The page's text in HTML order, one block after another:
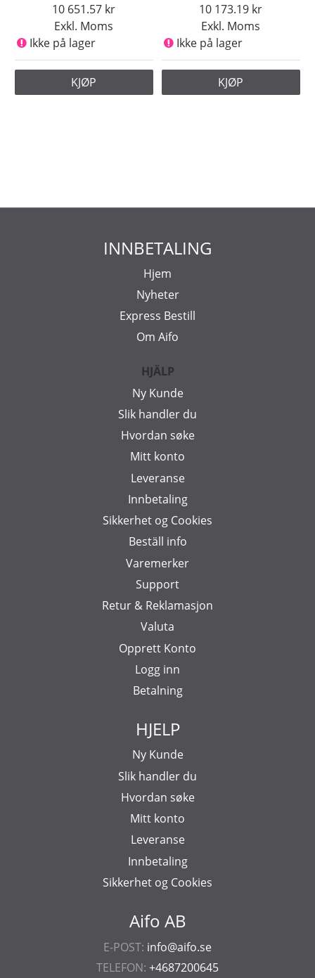
Exkl. Moms
10 651.57
Ikke på lager
KJØP
Exkl. Moms
10 173.19
Ikke på lager
KJØP
Aifo AB
E-POST: info@aifo.se
TELEFON: +4687200645
INNBETALING
Hjem
Nyheter
Express Bestill
Om Aifo
HJÄLP
Ny Kunde
Slik handler du
Hvordan søke
Mitt konto
Leveranse
Innbetaling
Sikkerhet og Cookies
Beställ info
Varemerker
Support
Retur & Reklamasjon
Valuta
Opprett Konto
Logg inn
Betalning
HJELP
Ny Kunde
Slik handler du
Hvordan søke
Mitt konto
Leveranse
Innbetaling
Sikkerhet og Cookies